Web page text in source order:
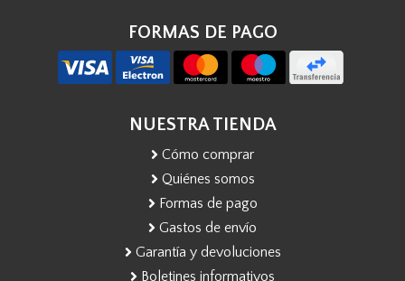
FORMAS DE PAGO
NUESTRA TIENDA
Cómo comprar
Quiénes somos
Formas de pago
Gastos de envío
Garantía y devoluciones
Boletines informativos